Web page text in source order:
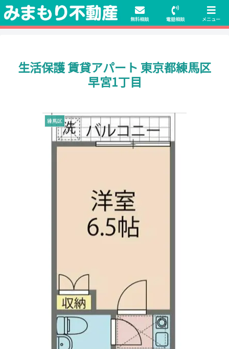
初期費用無料物件や保証人不要の物件も豊富にご用意！相談料無料でも申
請・手続きサポート付き！
生活保護 賃貸アパート 東京都練馬区
早宮1丁目
練馬区
無料相談 電話相談 メニュー